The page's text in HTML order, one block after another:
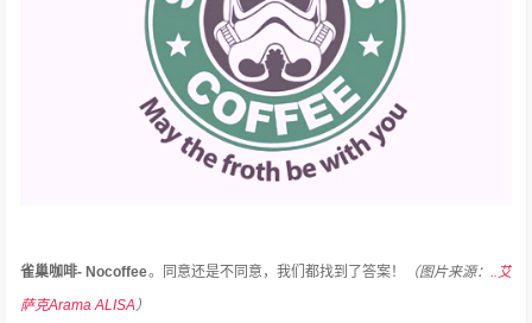
雀巢咖啡- Nocoffee。 同意还是不同意，我们都找到了答案！ （图片来源： ..艾
萨克Arama ALISA）